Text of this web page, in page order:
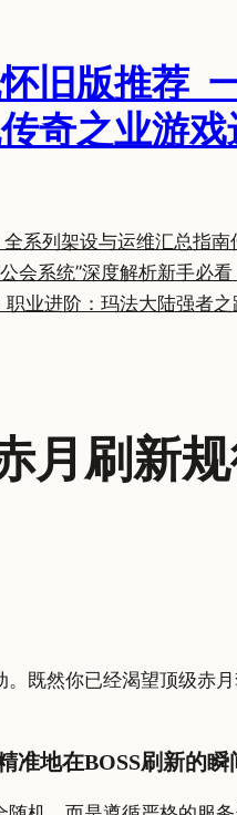
旧版推荐_
奇之业游
系列架设与运维汇总指南
会系统”深度解析新手必
职业进阶：玛法大陆强者
月刷新
既然你已经渴望顶级赤
地在BOSS刷新的瞬